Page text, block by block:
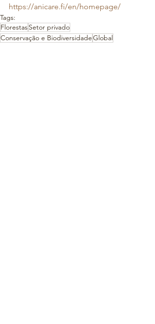
https://anicare.fi/en/homepage/
Tags:
FlorestasSetor privado
Conservação e BiodiversidadeGlobal